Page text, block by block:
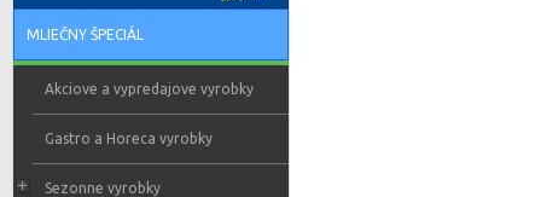
MLIEČNY ŠPECIÁL
Akciove a vypredajove vyrobky
Gastro a Horeca vyrobky
Sezonne vyrobky